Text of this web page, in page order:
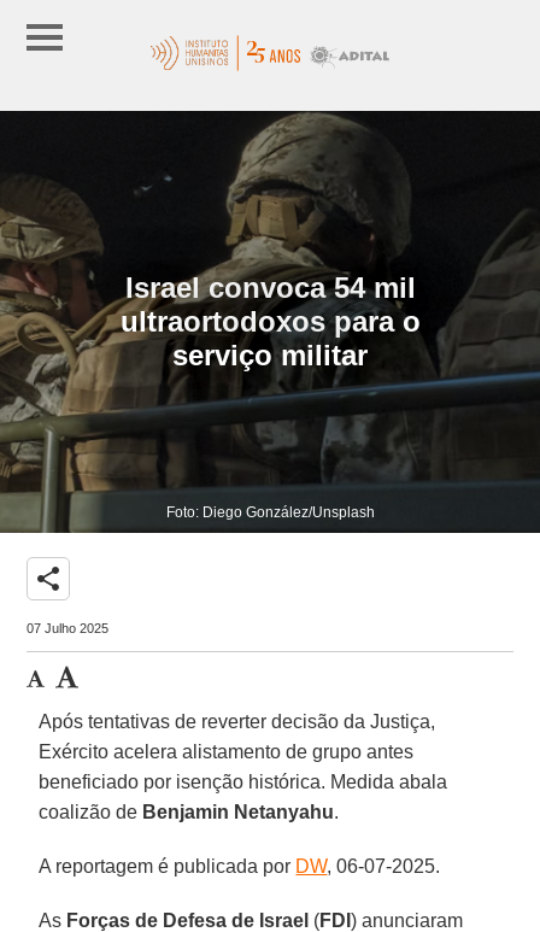
Israel convoca 54 mil
ultraortodoxos para o
serviço militar
Foto: Diego González/Unsplash
share
07 Julho 2025
Após tentativas de reverter decisão da Justiça,
Exército acelera alistamento de grupo antes
beneficiado por isenção histórica. Medida abala
coalizão de Benjamin Netanyahu.
A reportagem é publicada por DW, 06-07-2025.
As Forças de Defesa de Israel (FDI) anunciaram